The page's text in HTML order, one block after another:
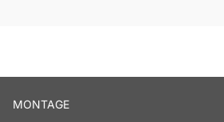
MONTAGE